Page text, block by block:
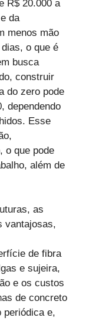
R$ 20.000 a
da
menos mão
o que é
busca
construir
do zero pode
dependendo
Esse
o que pode
além de
as
vantajosas,
de fibra
e sujeira,
e os custos
de concreto
periódica e,